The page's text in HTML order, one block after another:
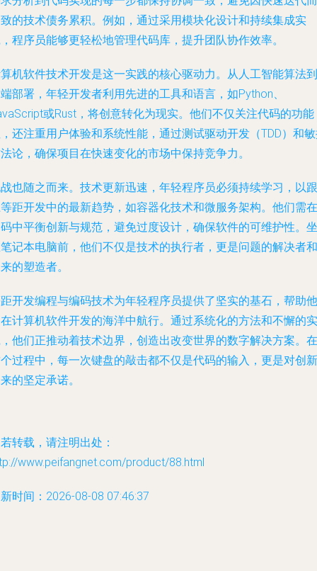
的技术债务累积。例如，通过采用模块化设计和持续集成实
程序员能够更轻松地管理代码库，提升团队协作效率。
机软件技术开发是这一实践的核心驱动力。从人工智能算法到
部署，年轻开发者利用先进的工具和语言，如Python、
或Rust，将创意转化为现实。他们不仅关注代码的功能
还注重用户体验和系统性能，通过测试驱动开发（TDD）和
论，确保项目在快速变化的市场中保持竞争力。
也随之而来。技术更新迅速，年轻程序员必须持续学习，以跟
距开发中的最新趋势，如容器化技术和微服务架构。他们需在
中平衡创新与规范，避免过度设计，确保软件的可维护性。坐
记本电脑前，他们不仅是技术的执行者，更是问题的解决者和
的塑造者。
开发编程与编码技术为年轻程序员提供了坚实的基石，帮助他
计算机软件开发的海洋中航行。通过系统化的方法和不懈的实
他们正推动着技术边界，创造出改变世界的数字解决方案。在
过程中，每一次键盘的敲击都不仅是代码的输入，更是对创新
的坚定承诺。
转载，请注明出处：
www.peifangnet.com/product/88.html
时间：2026-08-08 07:46:37